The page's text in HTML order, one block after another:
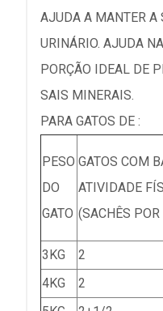
AJUDA A MANTER A
URINÁRIO. AJUDA
PORÇÃO IDEAL DE
SAIS MINERAIS.
PARA GATOS DE :
PESO
DO
GATO
GATOS COM
ATIVIDADE
(SACHÊS
3KG
2
4KG
2